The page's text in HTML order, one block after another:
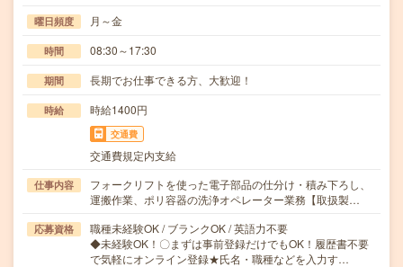
曜日頻度 月～金
時間 08:30～17:30
期間 長期でお仕事できる方、大歓迎！
時給 時給1400円
交通費
交通費規定内支給
仕事内容
フォークリフトを使った電子部品の仕分け・積み下ろし、
運搬作業、ポリ容器の洗浄オペレーター業務【取扱製…
応募資格
職種未経験OK / ブランクOK / 英語力不要
◆未経験OK！〇まずは事前登録だけでもOK！履歴書不要
で気軽にオンライン登録★氏名・職種などを入力す…